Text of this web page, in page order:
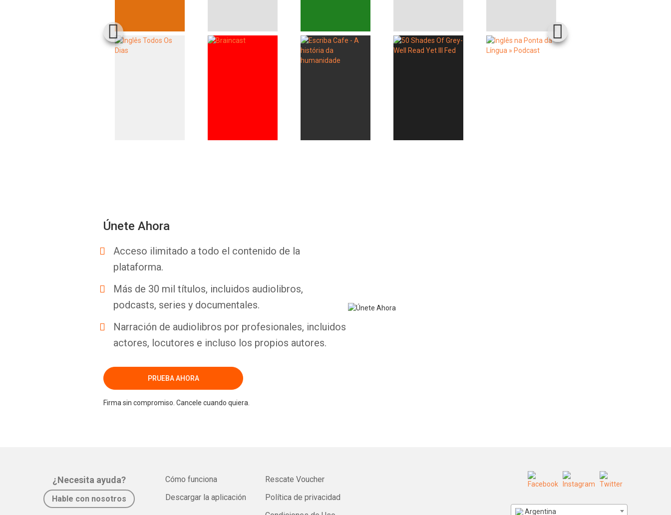
Únete Ahora
Acceso ilimitado a todo el contenido de la
plataforma.
Más de 30 mil títulos, incluidos audiolibros,
podcasts, series y documentales.
Narración de audiolibros por profesionales, incluidos
actores, locutores e incluso los propios autores.
PRUEBA AHORA
Firma sin compromiso. Cancele cuando quiera.
¿Necesita ayuda?
Hable con nosotros
Cómo funciona
Descargar la aplicación
Rescate Voucher
Política de privacidad
Argentina